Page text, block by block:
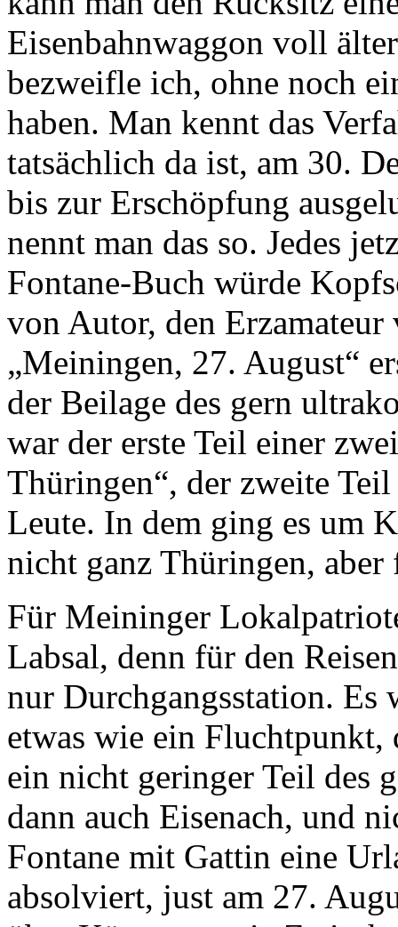
Eisenbahnwaggon voll
bezweifle ich, ohne noch
haben. Man kennt das
tatsächlich da ist, am 30.
bis zur Erschöpfung
nennt man das so. Jedes
Fontane-Buch würde
von Autor, den Erzamateur
„Meiningen, 27. August“
der Beilage des gern
war der erste Teil einer
Thüringen“, der zweite
Leute. In dem ging es um
nicht ganz Thüringen,
Für Meininger
Labsal, denn für den
nur Durchgangsstation. Es
etwas wie ein Fluchtpunkt,
ein nicht geringer Teil des
dann auch Eisenach, und
Fontane mit Gattin eine
absolviert, just am 27.